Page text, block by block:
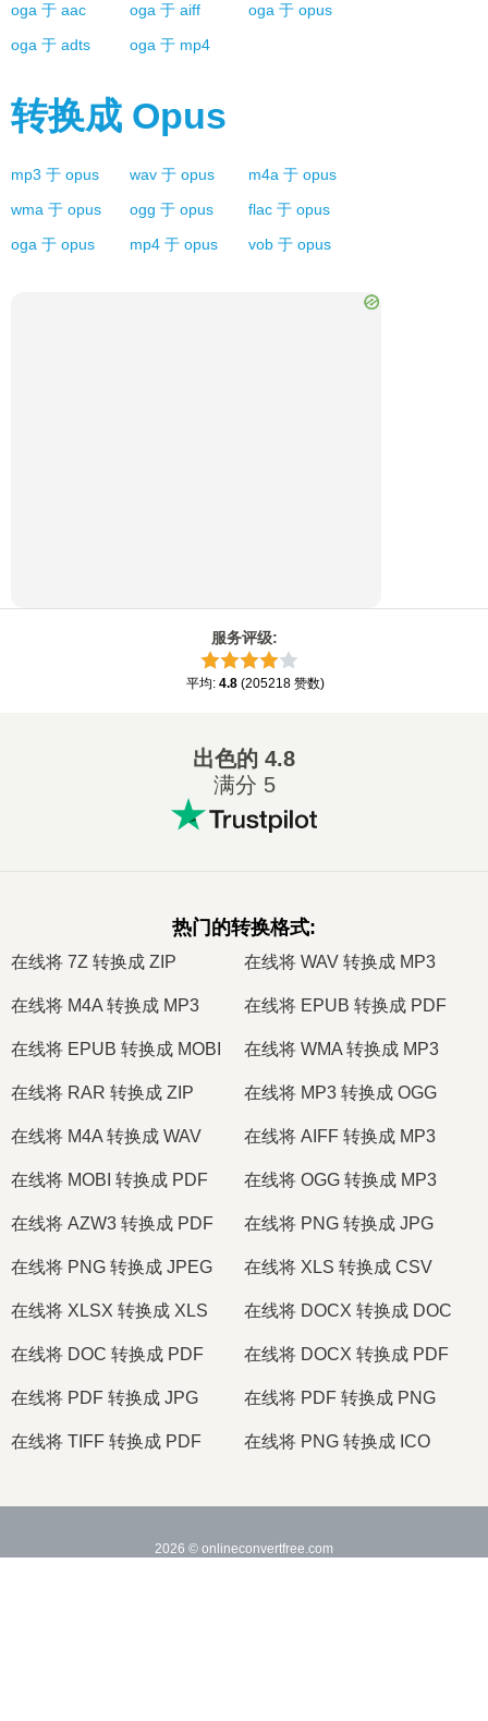
oga 于 aac oga 于 aiff oga 于 opus
oga 于 adts oga 于 mp4
转换成 Opus
mp3 于 opus wav 于 opus m4a 于 opus
wma 于 opus ogg 于 opus flac 于 opus
oga 于 opus mp4 于 opus vob 于 opus
服务评级:
平均: 4.8 (205218 赞数)
出色的 4.8
满分 5
热门的转换格式:
在线将 7Z 转换成 ZIP 在线将 WAV 转换成 MP3
在线将 M4A 转换成 MP3 在线将 EPUB 转换成 PDF
在线将 EPUB 转换成 MOBI 在线将 WMA 转换成 MP3
在线将 RAR 转换成 ZIP 在线将 MP3 转换成 OGG
在线将 M4A 转换成 WAV 在线将 AIFF 转换成 MP3
在线将 MOBI 转换成 PDF 在线将 OGG 转换成 MP3
在线将 AZW3 转换成 PDF 在线将 PNG 转换成 JPG
在线将 PNG 转换成 JPEG 在线将 XLS 转换成 CSV
在线将 XLSX 转换成 XLS 在线将 DOCX 转换成 DOC
在线将 DOC 转换成 PDF 在线将 DOCX 转换成 PDF
在线将 PDF 转换成 JPG 在线将 PDF 转换成 PNG
在线将 TIFF 转换成 PDF 在线将 PNG 转换成 ICO
2026 © onlineconvertfree.com